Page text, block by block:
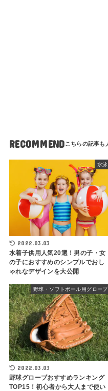
RECOMMEND
水泳
2022.03.03
水着子供用人気20選！男の子・女
の子におすすめのシンプルでおし
ゃれなデザインを大公開
野球・ソフトボール用グローブ
2022.03.03
野球グローブおすすめランキング
TOP15！初心者から大人まで使い